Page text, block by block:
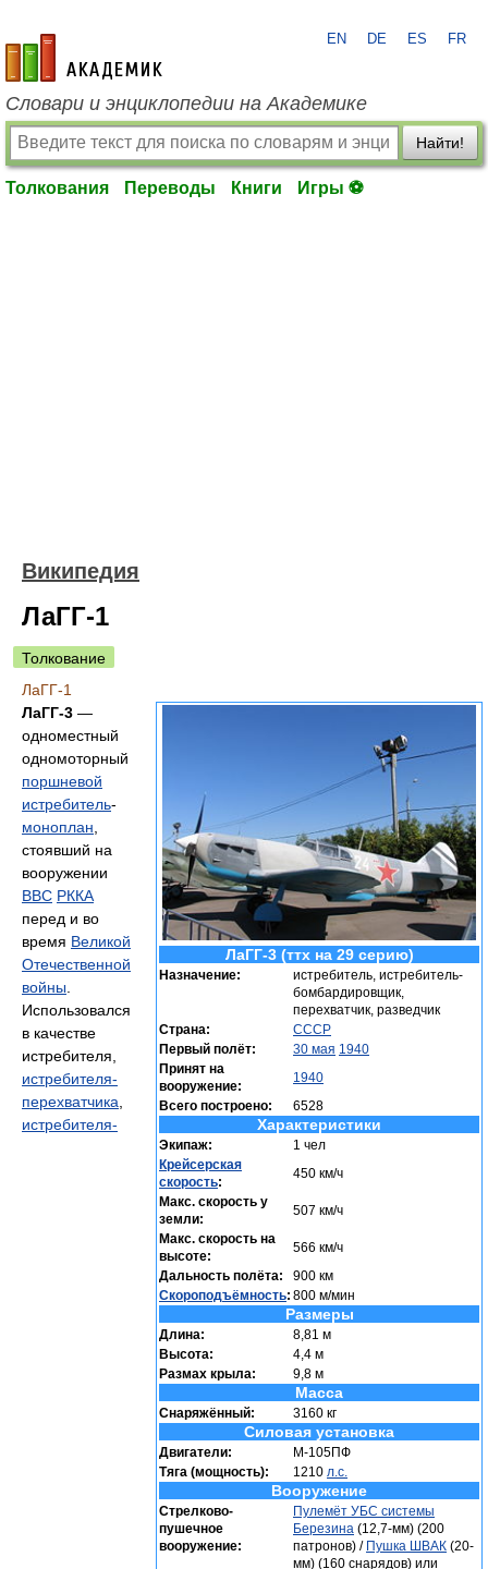
academic.ru
EN DE ES FR
Словари и энциклопедии на Академике
Найти!
Толкования Переводы Книги Игры ⚽
Википедия
ЛаГГ-1
Толкование
ЛаГГ-1
ЛаГГ-3 (ттх на 29 серию)
Назначение:
истребитель, истребитель-
бомбардировщик,
перехватчик, разведчик
Страна:
СССР
Первый полёт:
30 мая 1940
Принят на
вооружение:
1940
Всего построено:
6528
Характеристики
Экипаж:
1 чел
Крейсерская
скорость:
450 км/ч
Макс. скорость у
земли:
507 км/ч
Макс. скорость на
высоте:
566 км/ч
Дальность полёта:
900 км
Скороподъёмность: 800 м/мин
Размеры
Длина:
8,81 м
Высота:
4,4 м
Размах крыла:
9,8 м
Масса
Снаряжённый: 3160 кг
Силовая установка
Двигатели:
М-105ПФ
Тяга (мощность):
1210 л.с.
Вооружение
Стрелково-
пушечное
вооружение:
Пулемёт УБС системы
Березина (12,7-мм) (200
патронов) / Пушка ШВАК (20-
мм) (160 снарядов) или
ЛаГГ-3 —
одноместный
одномоторный
поршневой
истребитель-
моноплан
стоявший на
вооружении
ВВС РККА
перед и во
время Великой
Отечественной
войны
Использовался
в качестве
истребителя,
истребителя-
перехватчика
истребителя-